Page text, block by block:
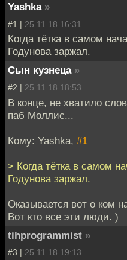
Yashka »
#1 | 25.11.18 16:31
Когда тётка в самом
Годунова заржал.
Сын кузнеца »
#2 | 25.11.18 18:53
В конце, не хватило
паб Моллис...
Кому: Yashka, #1
> Когда тётка в самом
Годунова заржал.
Оказывается вот о ком
Вот кто все эти люди. )
tihprogrammist »
#3 | 25.11.18 19:13